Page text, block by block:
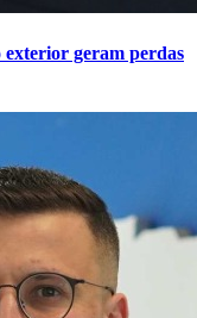
exterior geram perdas